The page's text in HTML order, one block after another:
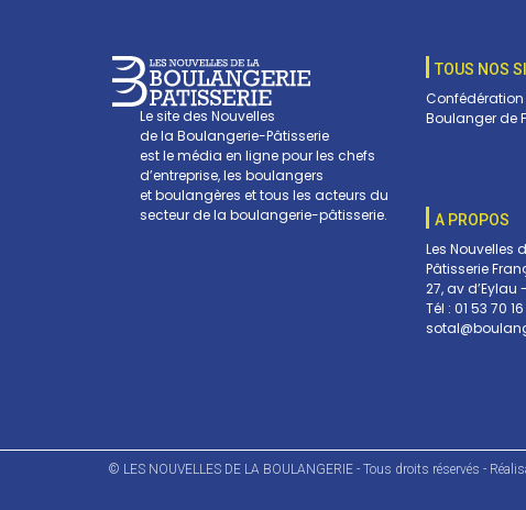
Le site des Nouvelles
de la Boulangerie-Pâtisserie
est le média en ligne pour les chefs
d’entreprise, les boulangers
et boulangères et tous les acteurs du
secteur de la boulangerie-pâtisserie.
TOUS NOS
Boulanger de
A PROPOS
Les Nouvelles
Pâtisserie
27, av d’Eylau
Tél : 01 53 70
© LES NOUVELLES DE LA BOULANGERIE - Tous droits réservés -